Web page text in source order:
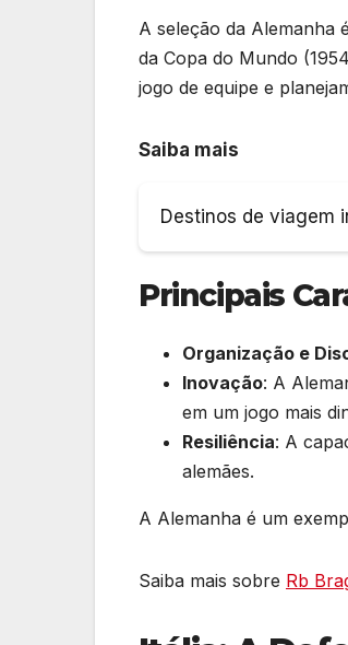
A seleção da Alemanha
da Copa do Mundo
jogo de equipe e
Saiba mais
Destinos de viagem
Principais
Organização e
Inovação: A
em um jogo mais
Resiliência: A
alemães.
A Alemanha é um
Saiba mais sobre Rb